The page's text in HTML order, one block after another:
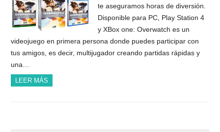
te aseguramos horas de diversión.
Disponible para PC, Play Station 4
y XBox one: Overwatch es un
videojuego en primera persona donde puedes participar con
tus amigos, es decir, multijugador creando partidas rápidas y
una…
LEER MÁS